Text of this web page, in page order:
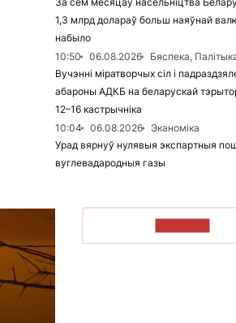
1,3 млрд долараў больш наяўнай
набыло
10:50
06.08.2026
Бяспека,
Вучэнні міратворчых сіл і
абароны АДКБ на беларускай
12–16 кастрычніка
10:04
06.08.2026
Эканоміка
Урад вярнуў нулявыя экспартныя
вуглевадародныя газы